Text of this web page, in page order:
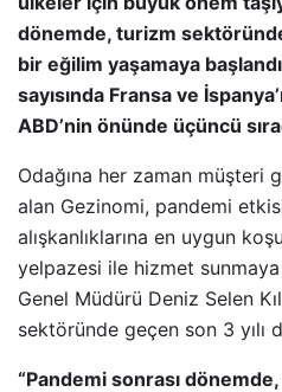
dönemde, turizm
bir eğilim yaşamaya
sayısında Fransa ve
ABD’nin önünde üçüncü
Odağına her zaman müşteri
alan Gezinomi, pandemi
alışkanlıklarına en uygun
yelpazesi ile hizmet
Genel Müdürü Deniz Selen
sektöründe geçen son 3 yılı
“Pandemi sonrası